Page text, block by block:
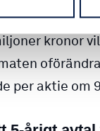
kronor
per aktie om